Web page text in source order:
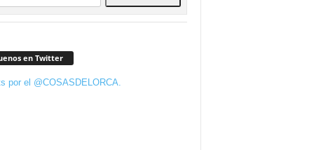
en Twitter
por el @COSASDELORCA.